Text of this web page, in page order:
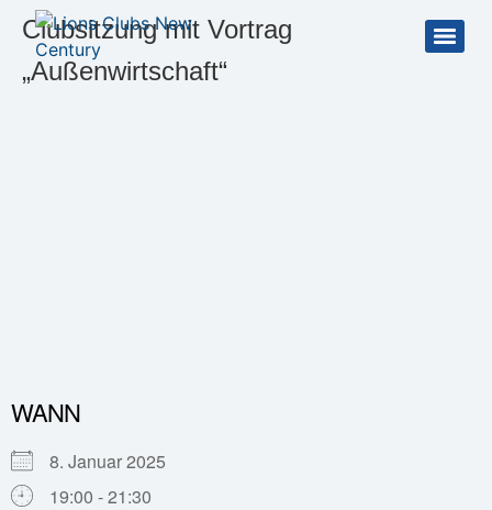
Clubsitzung mit Vortrag
„Außenwirtschaft“
WANN
8. Januar 2025
19:00 - 21:30